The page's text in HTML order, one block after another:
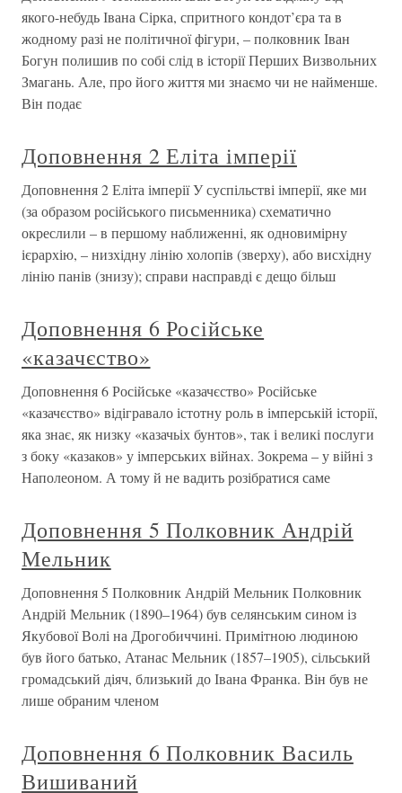
якого-небудь Івана Сірка, спритного кондот’єра та в
жодному разі не політичної фігури, – полковник Іван
Богун полишив по собі слід в історії Перших Визвольних
Змагань. Але, про його життя ми знаємо чи не найменше.
Він подає
Доповнення 2 Еліта імперії
Доповнення 2 Еліта імперії У суспільстві імперії, яке ми
(за образом російського письменника) схематично
окреслили – в першому наближенні, як одновимірну
ієрархію, – низхідну лінію холопів (зверху), або висхідну
лінію панів (знизу); справи насправді є дещо більш
Доповнення 6 Російське
«казачєство»
Доповнення 6 Російське «казачєство» Російське
«казачєство» відігравало істотну роль в імперській історії,
яка знає, як низку «казачьіх бунтов», так і великі послуги
з боку «казаков» у імперських війнах. Зокрема – у війні з
Наполеоном. А тому й не вадить розібратися саме
Доповнення 5 Полковник Андрій
Мельник
Доповнення 5 Полковник Андрій Мельник Полковник
Андрій Мельник (1890–1964) був селянським сином із
Якубової Волі на Дрогобиччині. Примітною людиною
був його батько, Атанас Мельник (1857–1905), сільський
громадський діяч, близький до Івана Франка. Він був не
лише обраним членом
Доповнення 6 Полковник Василь
Вишиваний